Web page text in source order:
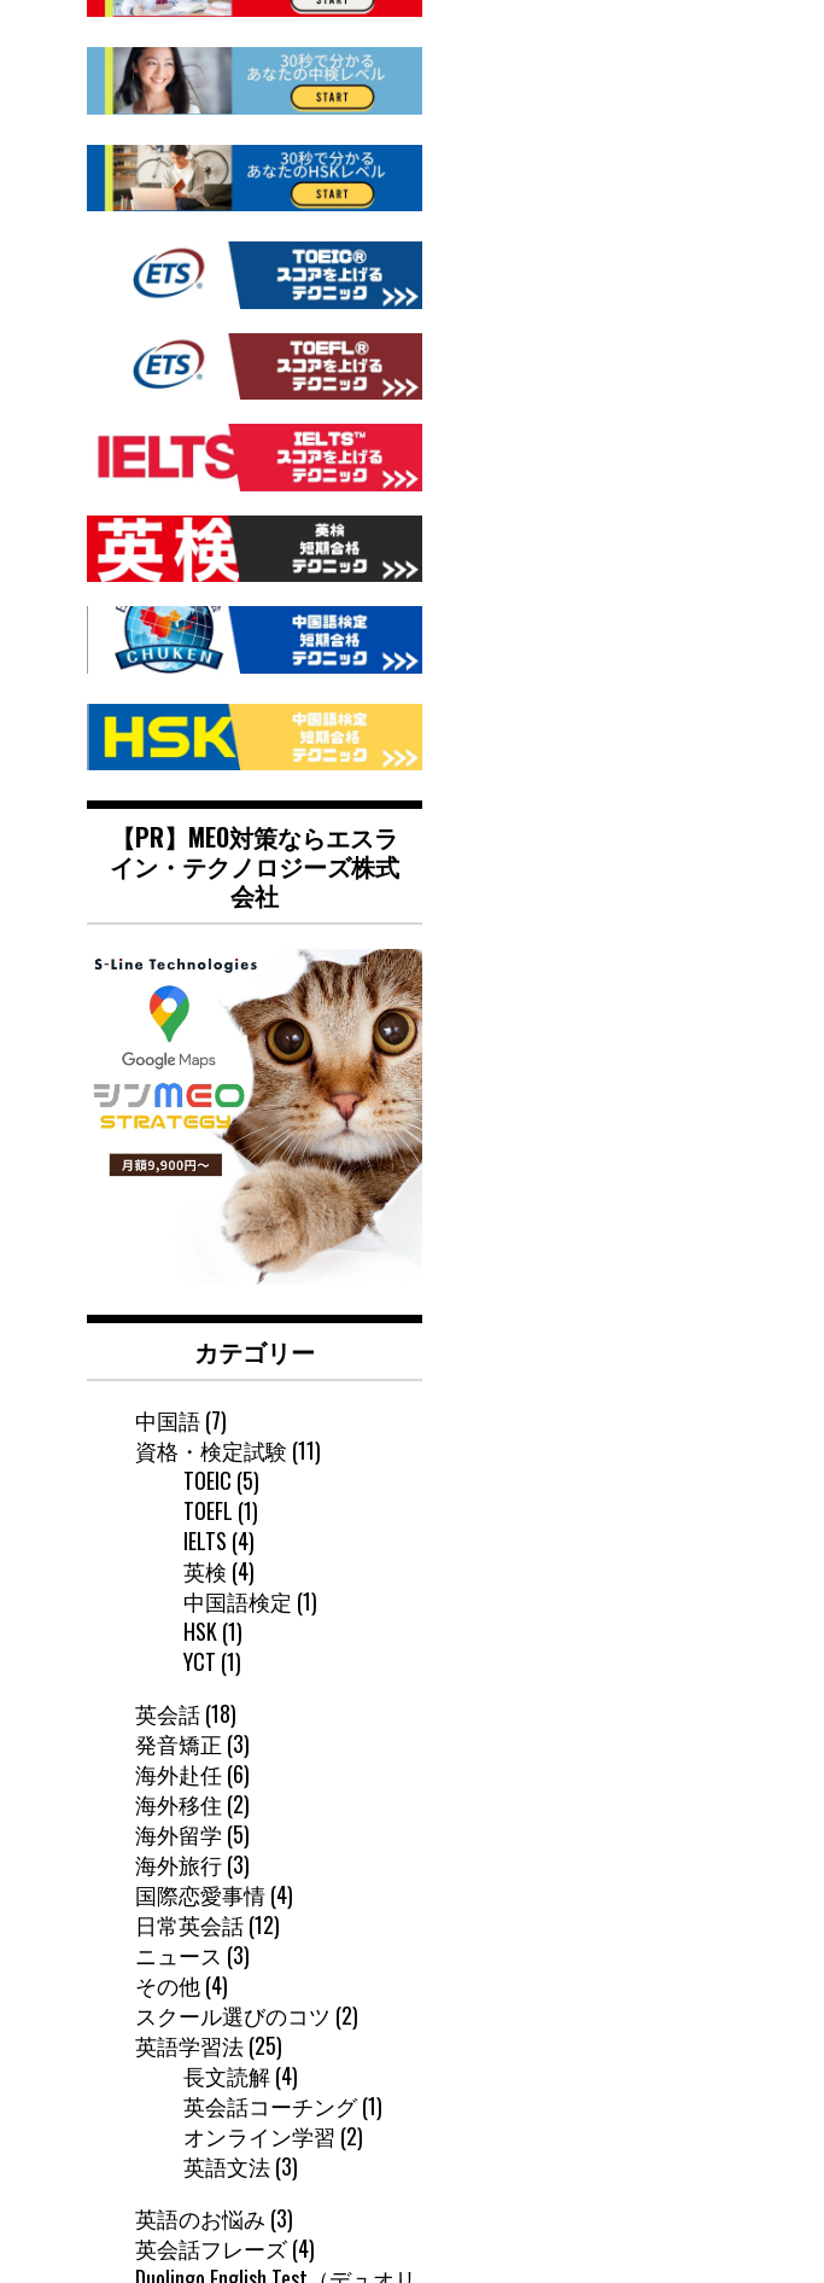
【PR】MEO対策ならエスラ
イン・テクノロジーズ株式
会社
カテゴリー
中国語(7)
資格・検定試験 (11)
TOEIC (5)
TOEFL (1)
IELTS (4)
英検 (4)
中国語検定 (1)
HSK (1)
YCT (1)
英会話(18)
発音矯正 (3)
海外赴任(6)
海外移住 (2)
海外留学 (5)
海外旅行(3)
国際恋愛事情(4)
日常英会話(12)
ニュース (3)
その他(4)
スクール選びのコツ (2)
英語学習法(25)
長文読解(4)
英会話コーチング(1)
オンライン学習 (2)
英語文法(3)
英語のお悩み (3)
英会話フレーズ(4)